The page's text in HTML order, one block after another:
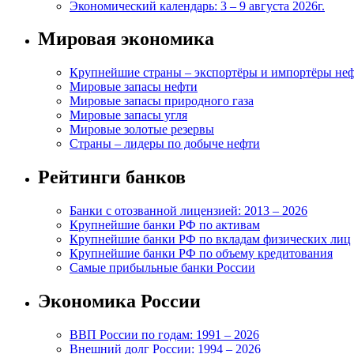
Экономический календарь: 3 – 9 августа 2026г.
Мировая экономика
Крупнейшие страны – экспортёры и импортёры
Мировые запасы нефти
Мировые запасы природного газа
Мировые запасы угля
Мировые золотые резервы
Страны – лидеры по добыче нефти
Рейтинги банков
Банки с отозванной лицензией: 2013 – 2026
Крупнейшие банки РФ по активам
Крупнейшие банки РФ по вкладам физических лиц
Крупнейшие банки РФ по объему кредитования
Самые прибыльные банки России
Экономика России
ВВП России по годам: 1991 – 2026
Внешний долг России: 1994 – 2026